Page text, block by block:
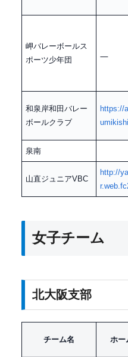
岬バレーボールス
ポーツ少年団
和泉岸和田バレー
ボールクラブ
https://
泉南
山直ジュニアVBC
http://
女子チーム
北大阪支部
チーム名 ホー